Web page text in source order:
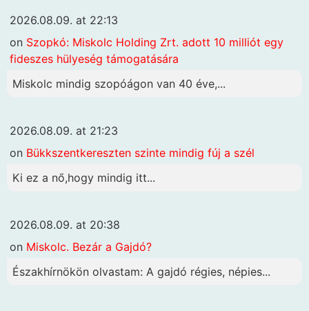
2026.08.09. at 22:13
on Szopkó: Miskolc Holding Zrt. adott 10 milliót egy
fideszes hülyeség támogatására
Miskolc mindig szopóágon van 40 éve,...
2026.08.09. at 21:23
on Bükkszentkereszten szinte mindig fúj a szél
Ki ez a nő,hogy mindig itt...
2026.08.09. at 20:38
on Miskolc. Bezár a Gajdó?
Északhírnökön olvastam: A gajdó régies, népies...